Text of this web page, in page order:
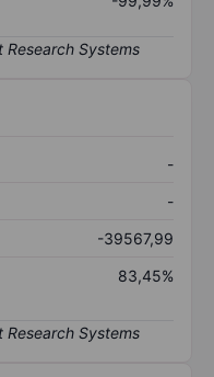
-
-
-39567,99
83,45%